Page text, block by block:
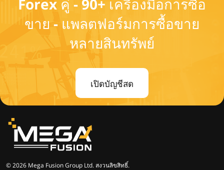
Forex คู่ - 90+ เครื่องมือการซื้อ
ขาย - แพลตฟอร์มการซื้อขาย
หลายสินทรัพย์
เปิดบัญชีสด
© 2026 Mega Fusion Group Ltd. สงวนลิขสิทธิ์.